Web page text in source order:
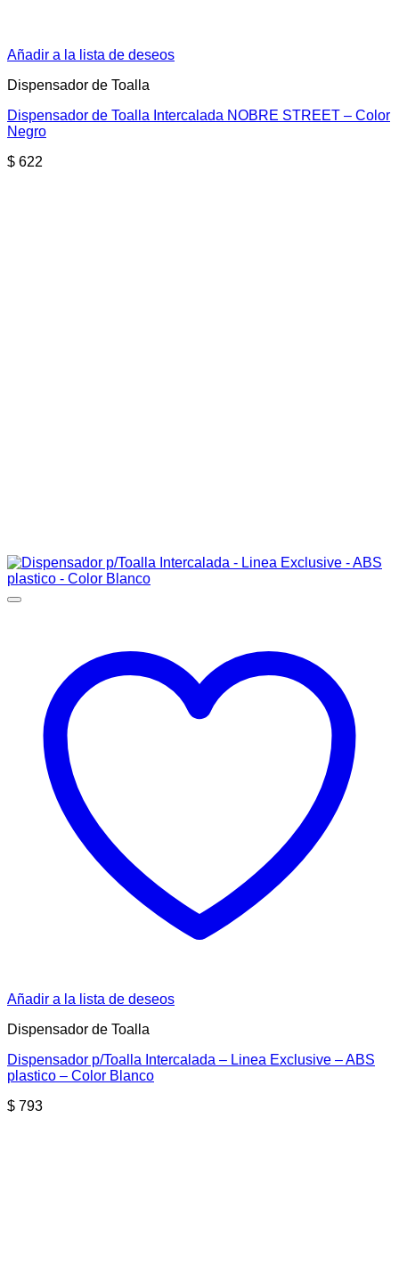
Añadir a la lista de deseos
Dispensador de Toalla
Dispensador de Toalla Intercalada NOBRE STREET – Color
Negro
$ 622
Añadir a la lista de deseos
Dispensador de Toalla
Dispensador p/Toalla Intercalada – Linea Exclusive – ABS
plastico – Color Blanco
$ 793